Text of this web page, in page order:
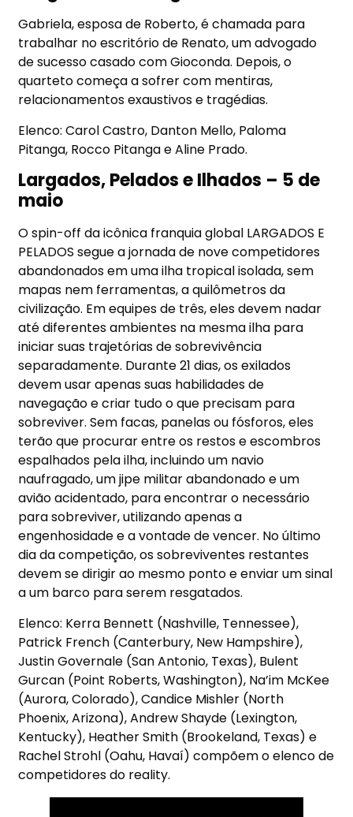
Gabriela, esposa de Roberto, é chamada para
trabalhar no escritório de Renato, um advogado
de sucesso casado com Gioconda. Depois, o
quarteto começa a sofrer com mentiras,
relacionamentos exaustivos e tragédias.
Elenco: Carol Castro, Danton Mello, Paloma
Pitanga, Rocco Pitanga e Aline Prado.
Largados, Pelados e Ilhados – 5 de
maio
O spin-off da icônica franquia global LARGADOS E
PELADOS segue a jornada de nove competidores
abandonados em uma ilha tropical isolada, sem
mapas nem ferramentas, a quilômetros da
civilização. Em equipes de três, eles devem nadar
até diferentes ambientes na mesma ilha para
iniciar suas trajetórias de sobrevivência
separadamente. Durante 21 dias, os exilados
devem usar apenas suas habilidades de
navegação e criar tudo o que precisam para
sobreviver. Sem facas, panelas ou fósforos, eles
terão que procurar entre os restos e escombros
espalhados pela ilha, incluindo um navio
naufragado, um jipe militar abandonado e um
avião acidentado, para encontrar o necessário
para sobreviver, utilizando apenas a
engenhosidade e a vontade de vencer. No último
dia da competição, os sobreviventes restantes
devem se dirigir ao mesmo ponto e enviar um sinal
a um barco para serem resgatados.
Elenco: Kerra Bennett (Nashville, Tennessee),
Patrick French (Canterbury, New Hampshire),
Justin Governale (San Antonio, Texas), Bulent
Gurcan (Point Roberts, Washington), Na’im McKee
(Aurora, Colorado), Candice Mishler (North
Phoenix, Arizona), Andrew Shayde (Lexington,
Kentucky), Heather Smith (Brookeland, Texas) e
Rachel Strohl (Oahu, Havaí) compõem o elenco de
competidores do reality.